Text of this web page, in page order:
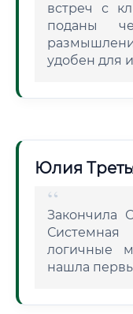
встреч с
поданы
удобен для
Юлия
Закончила
логичные
нашла